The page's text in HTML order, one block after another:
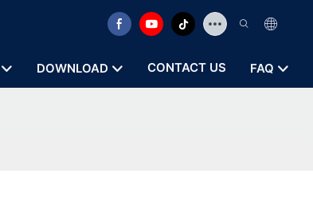
DOWNLOAD CONTACT US FAQ